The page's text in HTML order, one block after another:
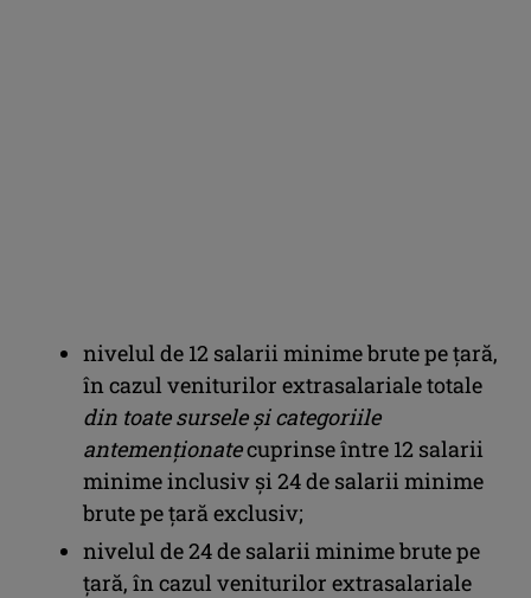
nivelul de 12 salarii minime brute pe ţară,
în cazul veniturilor extrasalariale totale
din toate sursele şi categoriile
antemenţionatecuprinse între 12 salarii
minime inclusiv şi 24 de salarii minime
brute pe ţară exclusiv;
nivelul de 24 de salarii minime brute pe
ţară, în cazul veniturilor extrasalariale